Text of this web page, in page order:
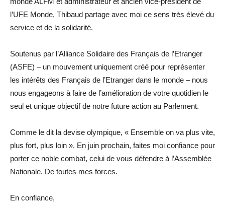
l’UFE Monde, Thibaud partage avec moi ce sens très élevé du
service et de la solidarité.
Soutenus par l’Alliance Solidaire des Français de l’Etranger
(ASFE) – un mouvement uniquement créé pour représenter
les intérêts des Français de l’Etranger dans le monde – nous
nous engageons à faire de l’amélioration de votre quotidien le
seul et unique objectif de notre future action au Parlement.
Comme le dit la devise olympique, « Ensemble on va plus vite,
plus fort, plus loin ». En juin prochain, faites moi confiance pour
porter ce noble combat, celui de vous défendre à l’Assemblée
Nationale. De toutes mes forces.
En confiance,